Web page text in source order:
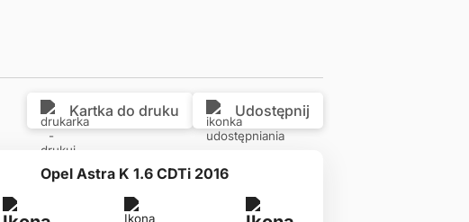
Kartka do druku Udostępnij
Opel Astra K 1.6 CDTi 2016